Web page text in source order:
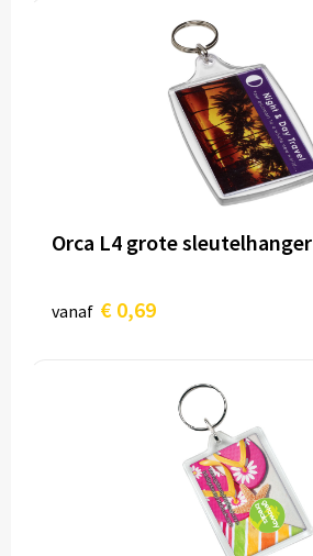
Orca L4 grote sleutelhanger
vanaf € 0,69